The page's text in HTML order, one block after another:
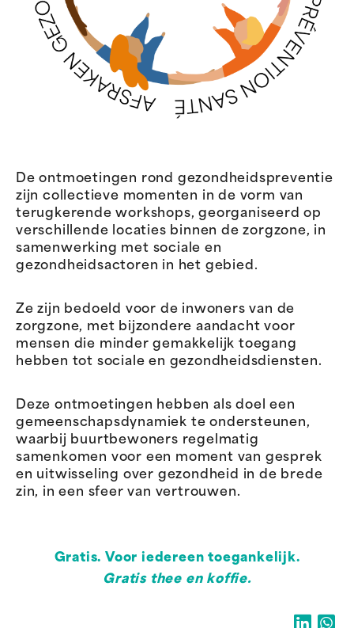
De ontmoetingen rond gezondheidspreventie
zijn collectieve momenten in de vorm van
terugkerende workshops, georganiseerd op
verschillende locaties binnen de zorgzone, in
samenwerking met sociale en
gezondheidsactoren in het gebied.
Ze zijn bedoeld voor de inwoners van de
zorgzone, met bijzondere aandacht voor
mensen die minder gemakkelijk toegang
hebben tot sociale en gezondheidsdiensten.
Deze ontmoetingen hebben als doel een
gemeenschapsdynamiek te ondersteunen,
waarbij buurtbewoners regelmatig
samenkomen voor een moment van gesprek
en uitwisseling over gezondheid in de brede
zin, in een sfeer van vertrouwen.
Gratis. Voor iedereen toegankelijk.
Gratis thee en koffie.